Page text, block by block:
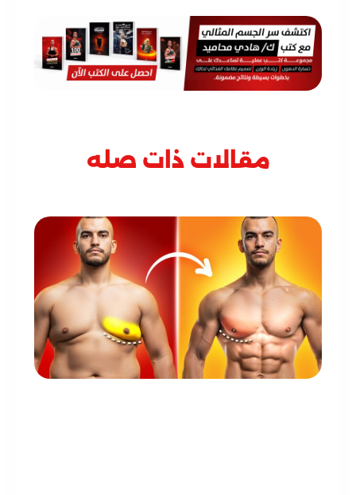
مقالات ذات صله